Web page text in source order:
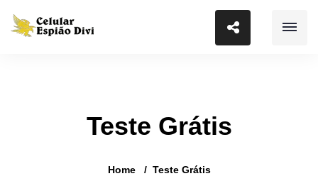
Teste Grátis
Home Teste Grátis